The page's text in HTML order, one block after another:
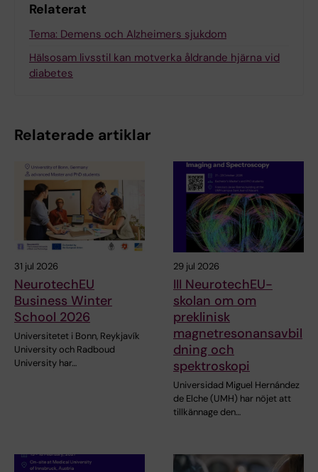
Relaterat
Tema: Demens och Alzheimers sjukdom
Hälsosam livsstil kan motverka åldrande hjärna vid
diabetes
Relaterade artiklar
31 jul 2026
NeurotechEU
Business Winter
School 2026
Universitetet i Bonn, Reykjavík
University och Radboud
University har…
29 jul 2026
III NeurotechEU-
skolan om om
preklinisk
magnetresonansavbil
dning och
spektroskopi
Universidad Miguel Hernández
de Elche (UMH) har nöjet att
tillkännage den…